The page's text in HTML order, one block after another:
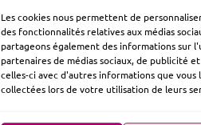
Les cookies nous permettent de
des fonctionnalités relatives aux médias
partageons également des informations sur
partenaires de médias sociaux, de publicité
celles-ci avec d'autres informations que
collectées lors de votre utilisation de leurs